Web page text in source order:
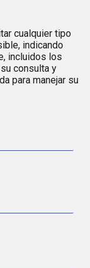
cualquier tipo
indicando
incluidos los
consulta y
para manejar su